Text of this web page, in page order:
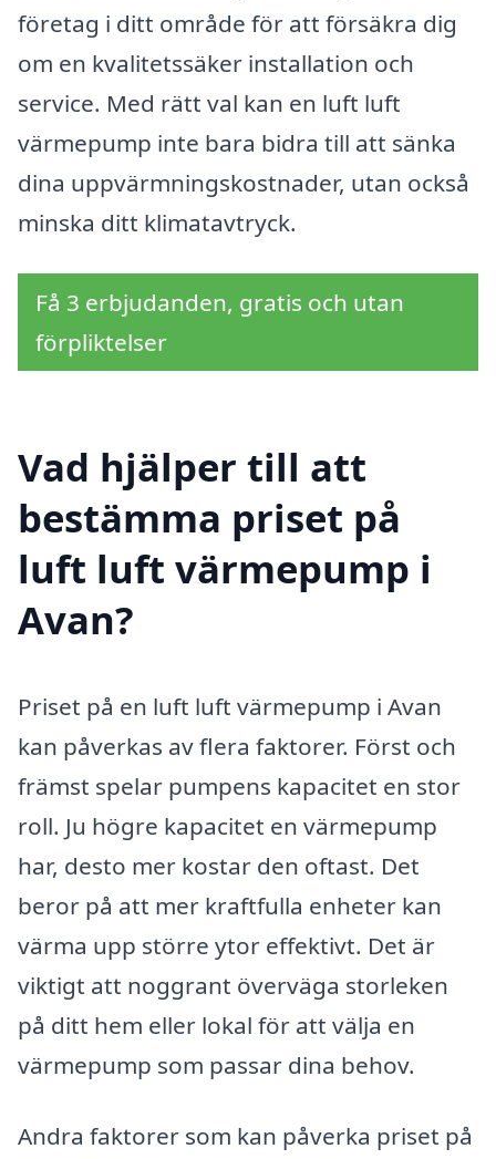
företag i ditt område för att försäkra dig
om en kvalitetssäker installation och
service. Med rätt val kan en luft luft
värmepump inte bara bidra till att sänka
dina uppvärmningskostnader, utan också
minska ditt klimatavtryck.
Få 3 erbjudanden, gratis och utan
förpliktelser
Vad hjälper till att
bestämma priset på
luft luft värmepump i
Avan?
Priset på en luft luft värmepump i Avan
kan påverkas av flera faktorer. Först och
främst spelar pumpens kapacitet en stor
roll. Ju högre kapacitet en värmepump
har, desto mer kostar den oftast. Det
beror på att mer kraftfulla enheter kan
värma upp större ytor effektivt. Det är
viktigt att noggrant överväga storleken
på ditt hem eller lokal för att välja en
värmepump som passar dina behov.
Andra faktorer som kan påverka priset på